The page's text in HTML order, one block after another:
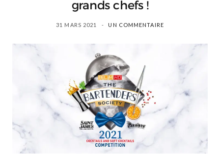
grands chefs !
31 MARS 2021 UN COMMENTAIRE